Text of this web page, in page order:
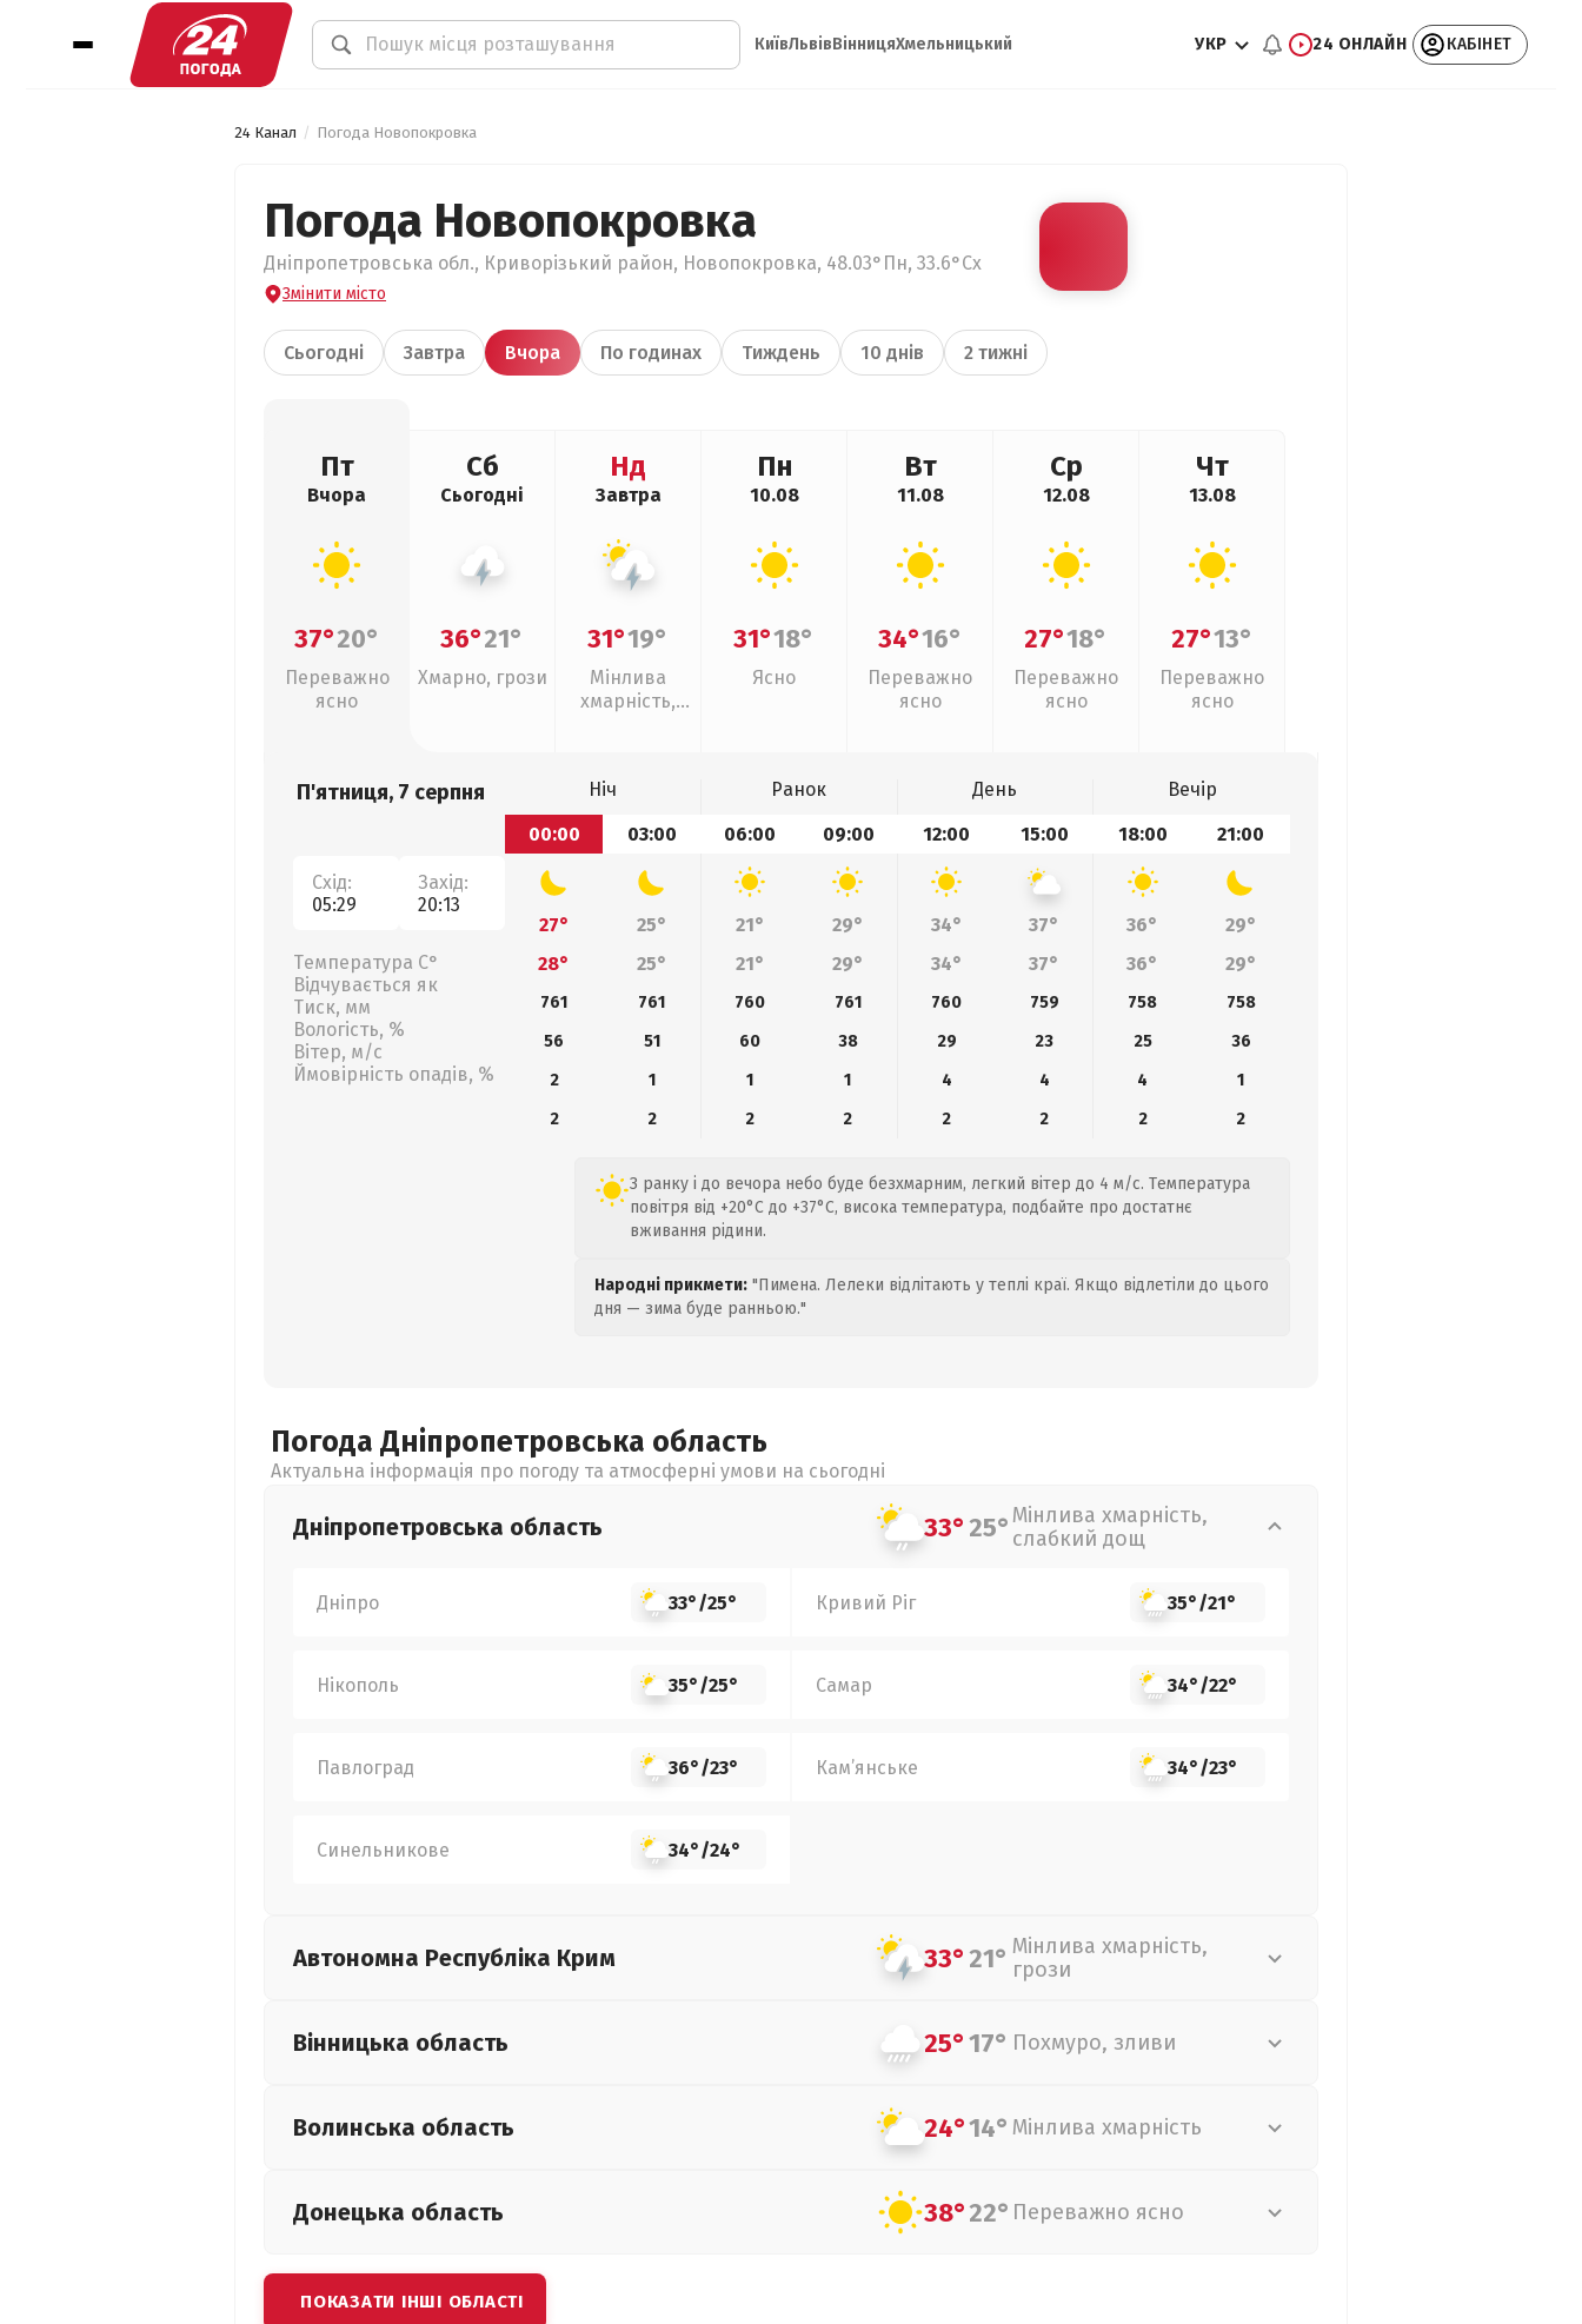
КиївЛьвівВінницяХмельницький УКР 24 ОНЛАЙН КАБІНЕТ
24 Канал Погода Новопокровка
Погода Новопокровка
Дніпропетровська обл., Криворізький район, Новопокровка, 48.03°Пн, 33.6°Сх
Змінити місто
Сьогодні Завтра Вчора По годинах Тиждень 10 днів 2 тижні
Пт
Вчора
37°20°
Переважно
ясно
Сб
Сьогодні
36°21°
Хмарно, грози
Нд
Завтра
31°19°
Мінлива
хмарність,
Пн
10.08
31°18°
Ясно
Вт
11.08
34°16°
Переважно
ясно
Ср
12.08
27°18°
Переважно
ясно
Чт
13.08
27°13°
Переважно
ясно
П'ятниця, 7 серпня
Схід:
05:29
Захід:
20:13
Температура С°
Відчувається як
Тиск, мм
Вологість, %
Вітер, м/с
Ймовірність опадів, %
Ніч Ранок День
Вечір
00:00
03:00 06:00 09:00 12:00 15:00 18:00 21:00
27° 25° 21° 29° 34° 37° 36°
29°
28°
25° 21° 29° 34° 37° 36° 29°
761 761 760 761 760 759 758
758
56
51 60 38 29 23 25
36
2
1 1 1 4 4 4
1
2
2 2 2 2 2 2 2
З ранку і до вечора небо буде безхмарним, легкий вітер до 4 м/с. Температура
повітря від +20°C до +37°C, висока температура, подбайте про достатнє
вживання рідини.
Народні прикмети: "Пимена. Лелеки відлітають у теплі краї. Якщо відлетіли до цього
дня — зима буде ранньою."
Погода Дніпропетровська область
Актуальна інформація про погоду та атмосферні умови на сьогодні
Дніпропетровська область 33°25°Мінлива хмарність,
слабкий дощ
Дніпро 33°/25° Кривий Ріг 35°/21°
Нікополь 35°/25° Самар 34°/22°
Павлоград 36°/23° Кам’янське 34°/23°
Синельникове 34°/24°
Автономна Республіка Крим 33°21° Мінлива хмарність,
грози
Вінницька область 25°17° Похмуро, зливи
Волинська область 24°14° Мінлива хмарність
Донецька область 38°22° Переважно ясно
ПОКАЗАТИ ІНШІ ОБЛАСТІ